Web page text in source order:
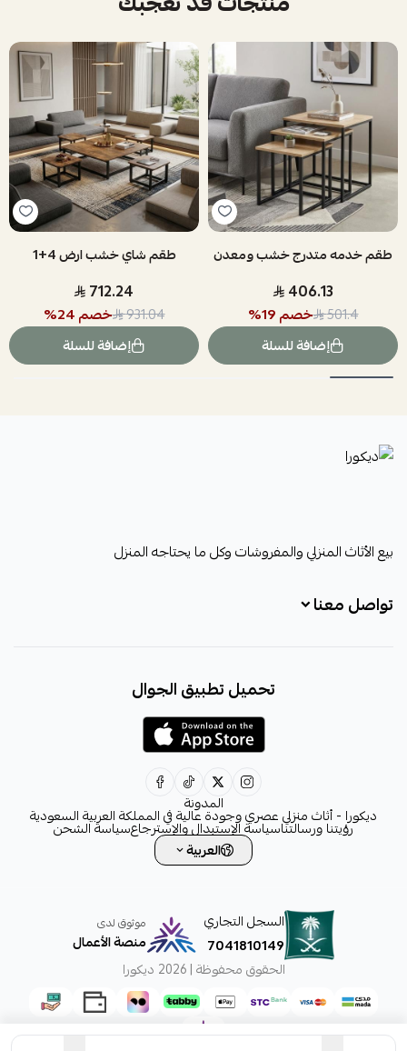
طقم خدمه متدرج خشب ومعدن
406.13
501.4 خصم19
%
إضافة للسلة
طقم شاي خشب ارض 4+1
712.24
931.04 خصم24
%
إضافة للسلة
ديكورا
بيع الأثاث المنزلي والمفروشات وكل ما يحتاجه المنزل
تواصل معنا
decora6586@gmail.com
تحميل تطبيق الجوال
المدونة
ديكورا - أثاث منزلي عصري وجودة عالية في المملكة العربية السعودية
رؤيتنا ورسالتناسياسة الإستبدال والإسترجاعسياسة الشحن
العربية
السجل التجاري
7041810149
موثوق لدى
منصة الأعمال
الحقوق محفوظة | 2026
ديكورا